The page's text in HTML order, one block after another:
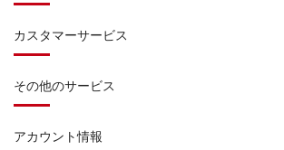
カスタマーサービス
その他のサービス
アカウント情報